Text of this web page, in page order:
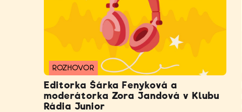
ROZHOVOR
Editorka Šárka Fenyková a
moderátorka Zora Jandová v Klubu
Rádia Junior